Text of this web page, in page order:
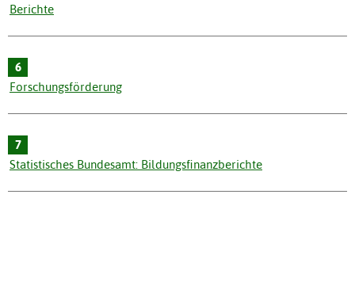
Berichte
6
Forschungsförderung
7
Statistisches Bundesamt: Bildungsfinanzberichte